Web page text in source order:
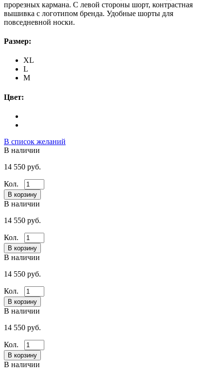
прорезных кармана. С левой стороны шорт, контрастная
вышивка с логотипом бренда. Удобные шорты для
повседневной носки.
Размер:
XL
L
M
Цвет:
В список желаний
В наличии
14 550 руб.
Кол.
В наличии
14 550 руб.
Кол.
В наличии
14 550 руб.
Кол.
В наличии
14 550 руб.
Кол.
В наличии